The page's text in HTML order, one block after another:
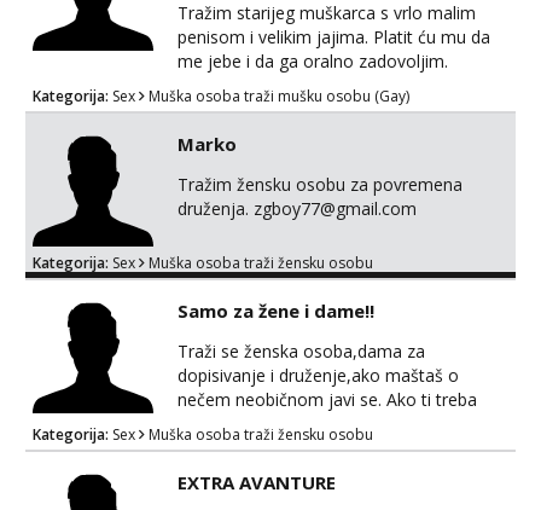
Tražim starijeg muškarca s vrlo malim
penisom i velikim jajima. Platit ću mu da
me jebe i da ga oralno zadovoljim.
Isključivo Zagreb. Molim opis tijela, dob i
veličinu penisa. Javljanje isključivo na e-
mail: samozagrebgrad@gmail.com
Kategorija: Sex Muška osoba traži mušku osobu (Gay)
Marko
Tražim žensku osobu za povremena
druženja. zgboy77@gmail.com
Kategorija: Sex Muška osoba traži žensku osobu
Samo za žene i dame!!
Traži se ženska osoba,dama za
dopisivanje i druženje,ako maštaš o
nečem neobičnom javi se. Ako ti treba
netko da te sasluša, tebe i tvoje probleme
tu sam za tebe javi se. Ako imaš maštarije
i fantazije stojim ti na raspolaganju. Javi se
na mail ili na wapp/viber 099-783-7191
Kategorija: Sex Muška osoba traži žensku osobu
EXTRA AVANTURE